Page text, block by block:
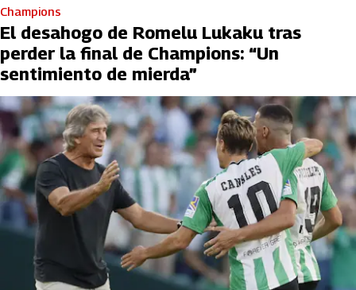
Champions
El desahogo de Romelu Lukaku tras
perder la final de Champions: “Un
sentimiento de mierda”